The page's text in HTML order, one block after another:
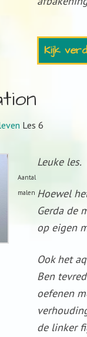
Kijk
Les 6
Aantal
malen
Leuke les.
Hoewel
Gerda de
op eigen
Ook het
Ben
oefenen
de linker